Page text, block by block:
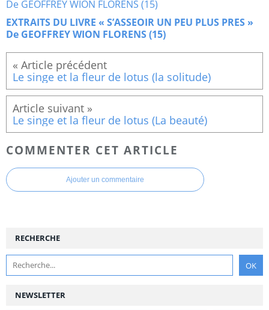
EXTRAITS DU LIVRE « S’ASSEOIR UN PEU PLUS PRES »
De GEOFFREY WION FLORENS (15)
Le singe et la fleur de lotus (la solitude)
Le singe et la fleur de lotus (La beauté)
COMMENTER CET ARTICLE
Ajouter un commentaire
NEWSLETTER
RECHERCHE